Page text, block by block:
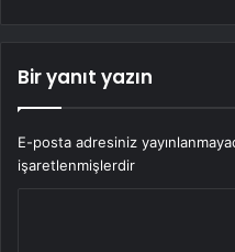
Bir yanıt yazın
E-posta adresiniz
işaretlenmişlerdir